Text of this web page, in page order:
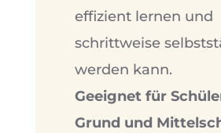
effizient lernen und
schrittweise
werden kann.
Geeignet für
Grund und